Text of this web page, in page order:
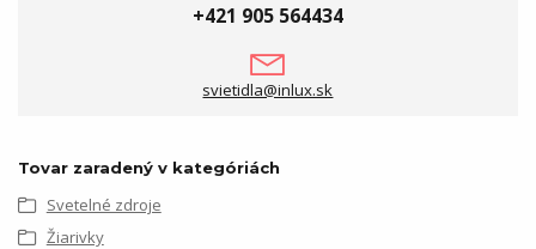
+421 905 564434
svietidla@inlux.sk
Tovar zaradený v kategóriách
Svetelné zdroje
Žiarivky